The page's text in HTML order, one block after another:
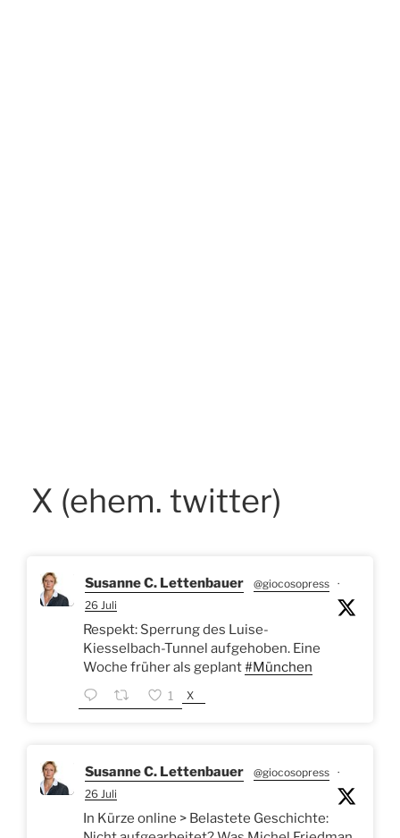
X (ehem. twitter)
Susanne C. Lettenbauer @giocosopress ·
26 Juli
Respekt: Sperrung des Luise-
Kiesselbach-Tunnel aufgehoben. Eine
Woche früher als geplant#München
1 X
Susanne C. Lettenbauer @giocosopress ·
26 Juli
In Kürze online > Belastete Geschichte: